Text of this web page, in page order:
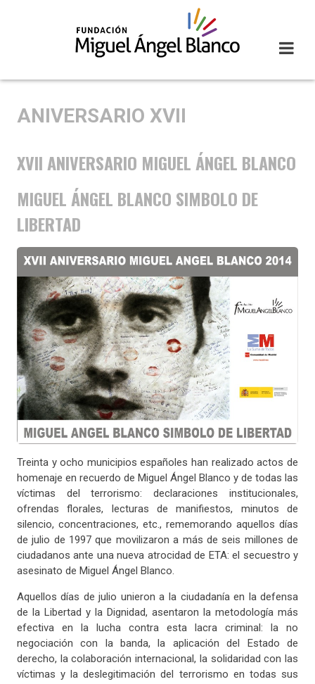
ANIVERSARIO XVII
XVII ANIVERSARIO MIGUEL ÁNGEL BLANCO
MIGUEL ÁNGEL BLANCO SIMBOLO DE
LIBERTAD
Treinta y ocho municipios españoles han realizado actos de
homenaje en recuerdo de Miguel Ángel Blanco y de todas las
víctimas del terrorismo: declaraciones institucionales,
ofrendas florales, lecturas de manifiestos, minutos de
silencio, concentraciones, etc., rememorando aquellos días
de julio de 1997 que movilizaron a más de seis millones de
ciudadanos ante una nueva atrocidad de ETA: el secuestro y
asesinato de Miguel Ángel Blanco.
Aquellos días de julio unieron a la ciudadanía en la defensa
de la Libertad y la Dignidad, asentaron la metodología más
efectiva en la lucha contra esta lacra criminal: la no
negociación con la banda, la aplicación del Estado de
derecho, la colaboración internacional, la solidaridad con las
víctimas y la deslegitimación del terrorismo en todas sus